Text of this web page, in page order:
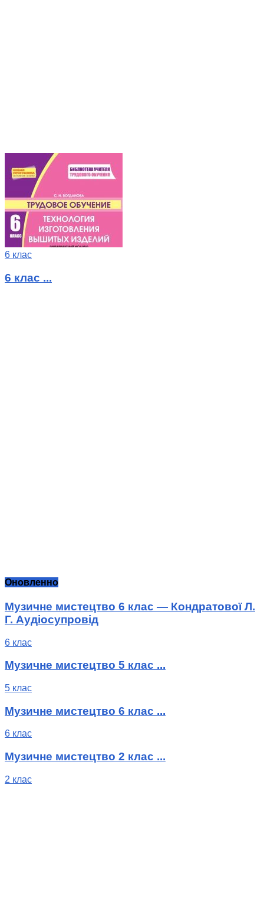
6 клас
6 клас ...
Оновленно
Музичне мистецтво 6 клас — Кондратової Л.
Г. Аудіосупровід
6 клас
Музичне мистецтво 5 клас ...
5 клас
Музичне мистецтво 6 клас ...
6 клас
Музичне мистецтво 2 клас ...
2 клас